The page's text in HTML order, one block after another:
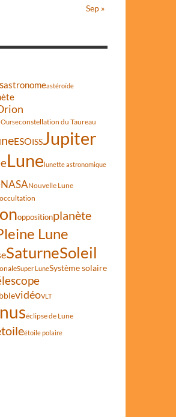
Sep »
astronomeastéroïde
constellation du Taureau
ESOISSJupiter
Lunelunette astronomique
NASANouvelle Lune
occultation
oppositionplanète
Lune
SaturneSoleil
Super LuneSystème solaire
vidéoVLT
éclipse de Lune
étoile polaire